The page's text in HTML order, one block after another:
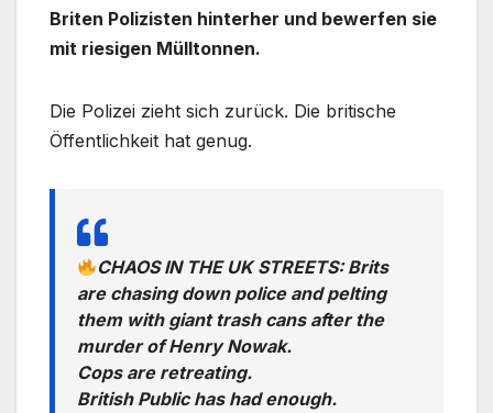
Briten Polizisten hinterher und bewerfen sie
mit riesigen Mülltonnen.
Die Polizei zieht sich zurück. Die britische
Öffentlichkeit hat genug.
CHAOS IN THE UK STREETS: Brits
are chasing down police and pelting
them with giant trash cans after the
murder of Henry Nowak.
Cops are retreating.
British Public has had enough.